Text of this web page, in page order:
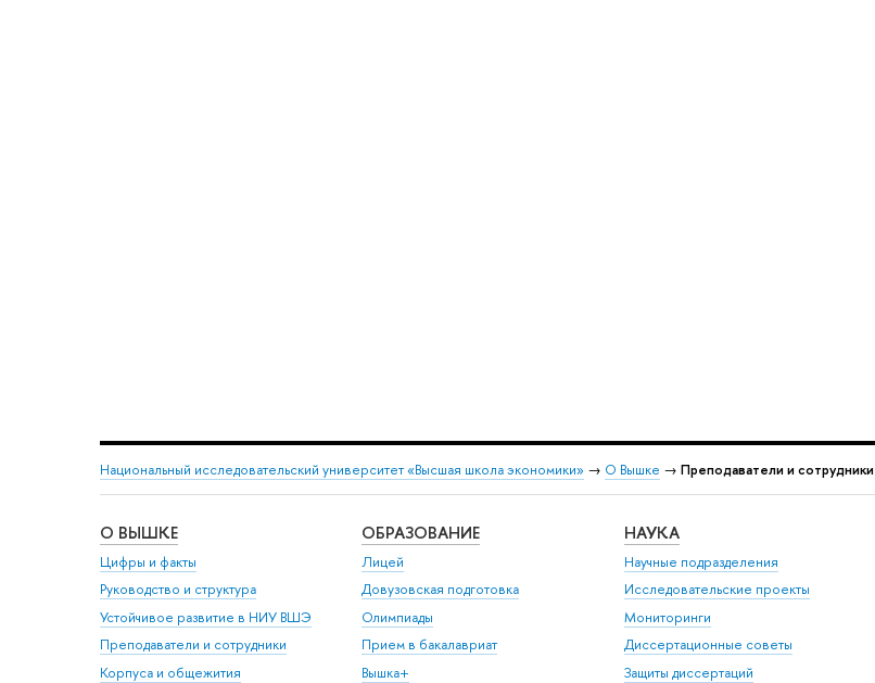
Национальный исследовательский университет «Высшая школа экономики» → О Вышке → Преподаватели и сотрудники
О ВЫШКЕ
Цифры и факты
Руководство и структура
Устойчивое развитие в НИУ ВШЭ
Преподаватели и сотрудники
Корпуса и общежития
ОБРАЗОВАНИЕ
Лицей
Довузовская подготовка
Олимпиады
Прием в бакалавриат
Вышка+
НАУКА
Научные подразделения
Исследовательские проекты
Мониторинги
Диссертационные советы
Защиты диссертаций